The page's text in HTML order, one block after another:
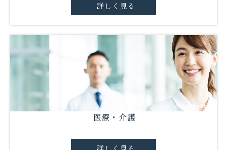
詳しく見る
All Image Photo
医療・介護